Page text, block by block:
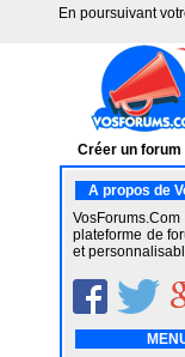
Créer un forum
A propos de
plateforme de
et
En poursuivant